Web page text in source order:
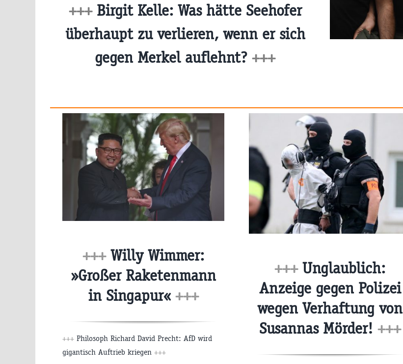
+++ Birgit Kelle: Was hätte Seehofer
überhaupt zu verlieren, wenn er sich
gegen Merkel auflehnt? +++
+++ Willy Wimmer:
»Großer Raketenmann
in Singapur« +++
+++ Philosoph Richard David Precht: AfD wird
gigantisch Auftrieb kriegen +++
+++ Unglaublich:
Anzeige gegen Polizei
wegen Verhaftung von
Susannas Mörder! +++